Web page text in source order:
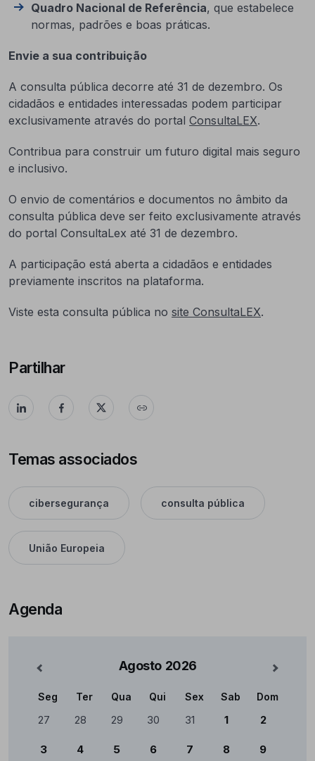
Quadro Nacional de Referência, que estabelece
normas, padrões e boas práticas.
Envie a sua contribuição
A consulta pública decorre até 31 de dezembro. Os
cidadãos e entidades interessadas podem participar
exclusivamente através do portal ConsultaLEX.
Contribua para construir um futuro digital mais seguro
e inclusivo.
O envio de comentários e documentos no âmbito da
consulta pública deve ser feito exclusivamente através
do portal ConsultaLex até 31 de dezembro.
A participação está aberta a cidadãos e entidades
previamente inscritos na plataforma.
Viste esta consulta pública no site ConsultaLEX.
Partilhar
Temas associados
cibersegurança consulta pública
União Europeia
Agenda
Agosto 2026 Mês
Calendário
Seg Ter Qua Qui Sex Sab Dom
27 28 29 30 31 1 2
3 4 5 6 7 8 9